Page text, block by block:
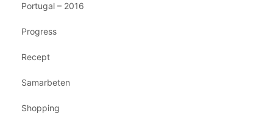
Portugal – 2016
Progress
Recept
Samarbeten
Shopping